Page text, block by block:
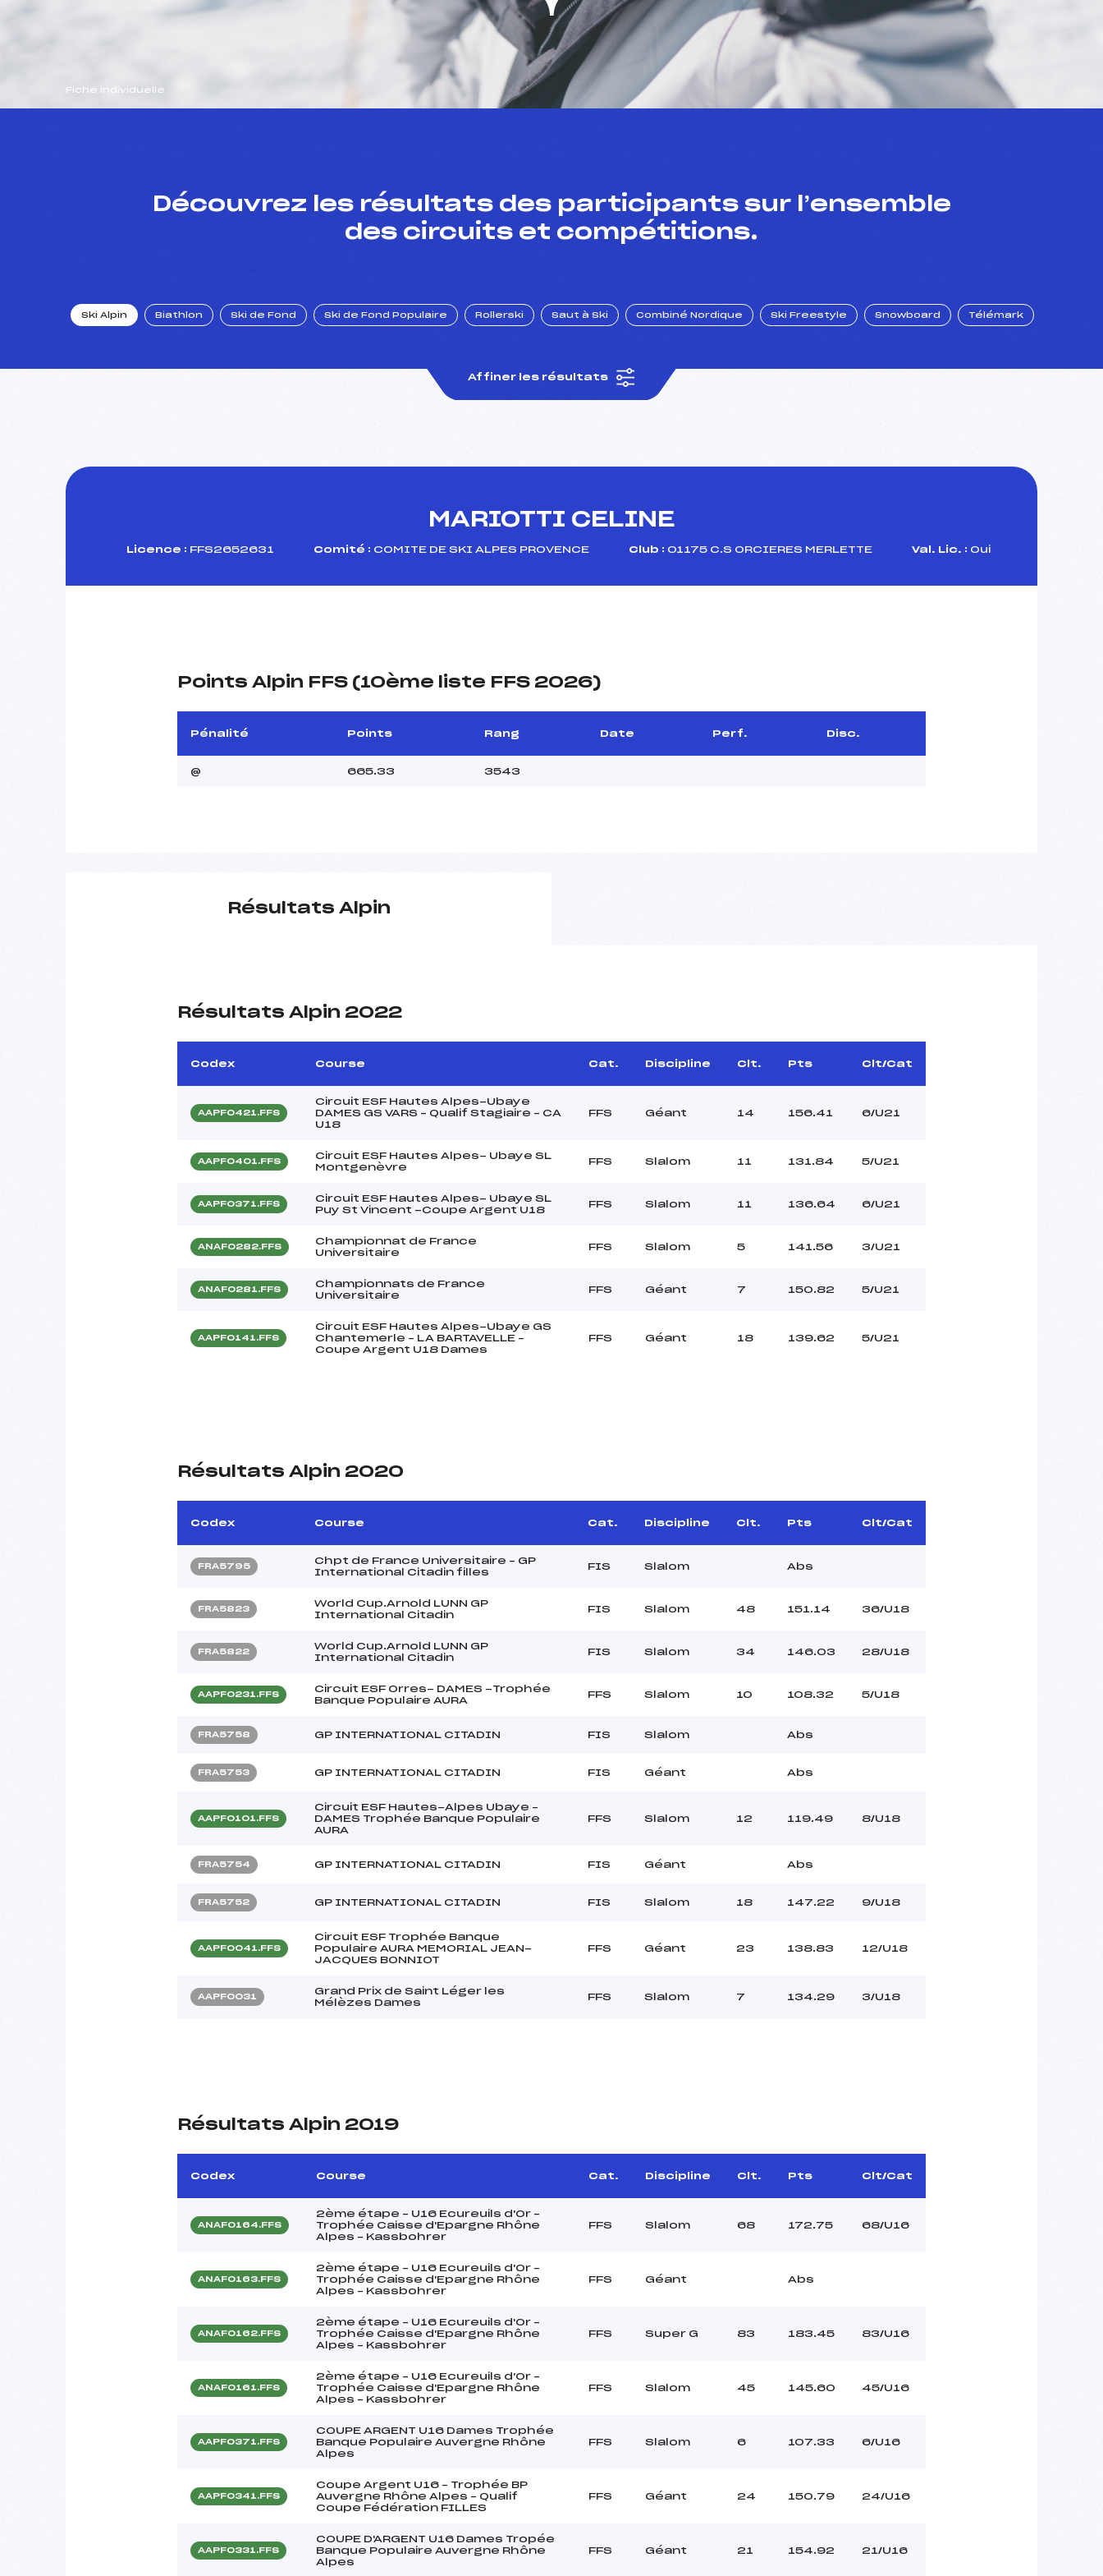
Fiche individuelle
Découvrez les résultats des participants sur l’ensemble
des circuits et compétitions.
Ski Alpin Biathlon Ski de Fond Ski de Fond Populaire Rollerski Saut à Ski Combiné Nordique Ski Freestyle Snowboard Télémark
Affiner les résultats
MARIOTTI CELINE
Licence : FFS2652631 Comité : COMITE DE SKI ALPES PROVENCE Club : 01175 C.S ORCIERES MERLETTE Val. Lic. : Oui
Points Alpin FFS (10ème liste FFS 2026)
Pénalité Points Rang Date Perf. Disc.
@ 665.33 3543
Résultats Alpin
Résultats Alpin 2022
Codex Course Cat. Discipline Clt. Pts Clt/Cat
AAPF0421.FFS
Circuit ESF Hautes Alpes-Ubaye
DAMES GS VARS – Qualif Stagiaire – CA
U18
FFS Géant 14 156.41 6/U21
AAPF0401.FFS
Circuit ESF Hautes Alpes- Ubaye SL
Montgenèvre
FFS Slalom 11 131.84 5/U21
AAPF0371.FFS
Circuit ESF Hautes Alpes- Ubaye SL
Puy St Vincent -Coupe Argent U18
FFS Slalom 11 136.64 6/U21
ANAF0282.FFS
Championnat de France
Universitaire
FFS Slalom 5 141.56 3/U21
ANAF0281.FFS
Championnats de France
Universitaire
FFS Géant 7 150.82 5/U21
AAPF0141.FFS
Circuit ESF Hautes Alpes-Ubaye GS
Chantemerle – LA BARTAVELLE –
Coupe Argent U18 Dames
FFS Géant 18 139.62 5/U21
Résultats Alpin 2020
Codex Course Cat. Discipline Clt. Pts Clt/Cat
FRA5795
Chpt de France Universitaire – GP
International Citadin filles
FIS Slalom Abs
FRA5823
World Cup.Arnold LUNN GP
International Citadin
FIS Slalom 48 151.14 36/U18
FRA5822
World Cup.Arnold LUNN GP
International Citadin
FIS Slalom 34 146.03 28/U18
AAPF0231.FFS
Circuit ESF Orres- DAMES -Trophée
Banque Populaire AURA
FFS Slalom 10 108.32 5/U18
FRA5758 GP INTERNATIONAL CITADIN FIS Slalom Abs
FRA5753 GP INTERNATIONAL CITADIN FIS Géant Abs
AAPF0101.FFS
Circuit ESF Hautes-Alpes Ubaye –
DAMES Trophée Banque Populaire
AURA
FFS Slalom 12 119.49 8/U18
FRA5754 GP INTERNATIONAL CITADIN FIS Géant Abs
FRA5752 GP INTERNATIONAL CITADIN FIS Slalom 18 147.22 9/U18
AAPF0041.FFS
Circuit ESF Trophée Banque
Populaire AURA MEMORIAL JEAN-
JACQUES BONNIOT
FFS Géant 23 138.83 12/U18
AAPF0031
Grand Prix de Saint Léger les
Mélèzes Dames
FFS Slalom 7 134.29 3/U18
Résultats Alpin 2019
Codex Course Cat. Discipline Clt. Pts Clt/Cat
ANAF0164.FFS
2ème étape – U16 Ecureuils d'Or –
Trophée Caisse d'Epargne Rhône
Alpes – Kassbohrer
FFS Slalom 68 172.75 68/U16
ANAF0163.FFS
2ème étape – U16 Ecureuils d'Or –
Trophée Caisse d'Epargne Rhône
Alpes – Kassbohrer
FFS Géant Abs
ANAF0162.FFS
2ème étape – U16 Ecureuils d'Or –
Trophée Caisse d'Epargne Rhône
Alpes – Kassbohrer
FFS Super G 83 183.45 83/U16
ANAF0161.FFS
2ème étape – U16 Ecureuils d'Or –
Trophée Caisse d'Epargne Rhône
Alpes – Kassbohrer
FFS Slalom 45 145.60 45/U16
AAPF0371.FFS
COUPE ARGENT U16 Dames Trophée
Banque Populaire Auvergne Rhône
Alpes
FFS Slalom 6 107.33 6/U16
AAPF0341.FFS
Coupe Argent U16 – Trophée BP
Auvergne Rhône Alpes – Qualif
Coupe Fédération FILLES
FFS Géant 24 150.79 24/U16
AAPF0331.FFS
COUPE D'ARGENT U16 Dames Tropée
Banque Populaire Auvergne Rhône
Alpes
FFS Géant 21 154.92 21/U16